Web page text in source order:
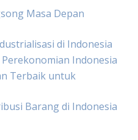
Masa Depan
di Indonesia
Indonesia
Terbaik untuk
Barang di Indonesia